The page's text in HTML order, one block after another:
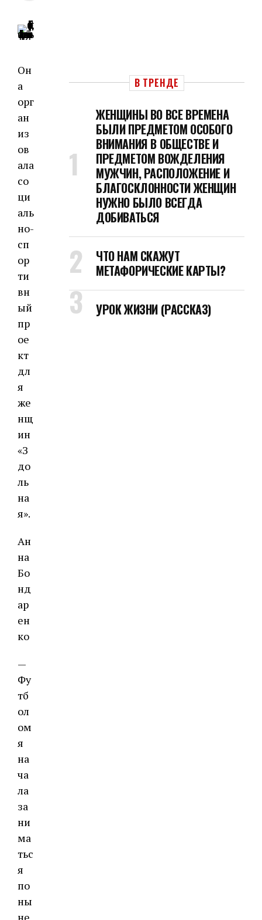
Он
а
орг
ан
из
ов
ала
со
ци
аль
но-
сп
ор
ти
вн
ый
пр
ое
кт
дл
я
же
нщ
ин
«З
до
ль
на
я».
Ан
на
Бо
нд
ар
ен
ко
—
Фу
тб
ол
ом
я
на
ча
ла
за
ни
ма
тьс
я
по
ны
не
В ТРЕНДЕ
ЖЕНЩИНЫ ВО ВСЕ ВРЕМЕНА
БЫЛИ ПРЕДМЕТОМ ОСОБОГО
ВНИМАНИЯ В ОБЩЕСТВЕ И
ПРЕДМЕТОМ ВОЖДЕЛЕНИЯ
МУЖЧИН, РАСПОЛОЖЕНИЕ И
БЛАГОСКЛОННОСТИ ЖЕНЩИН
НУЖНО БЫЛО ВСЕГДА
ДОБИВАТЬСЯ
ЧТО НАМ СКАЖУТ
МЕТАФОРИЧЕСКИЕ КАРТЫ?
УРОК ЖИЗНИ (РАССКАЗ)